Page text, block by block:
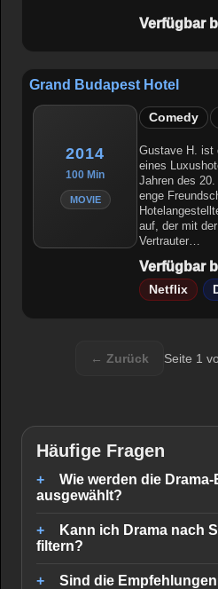
Verfügbar
Grand Budapest Hotel
2014
100 Min
MOVIE
Comedy
Gustave H. ist
eines
Jahren des
enge
auf, der mit
Vertrauter…
Verfügbar
Netflix
← Zurück Seite 1
Häufige Fragen
Wie werden die
ausgewählt?
Kann ich Drama nach
filtern?
Sind die